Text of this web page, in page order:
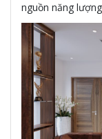
nguồn năng